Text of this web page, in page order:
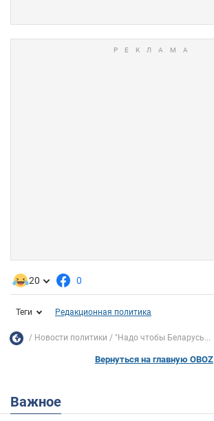
20 0
Теги Редакционная политика
Новости политики "Надо чтобы Беларусь...
Вернуться на главную OBOZ
Важное